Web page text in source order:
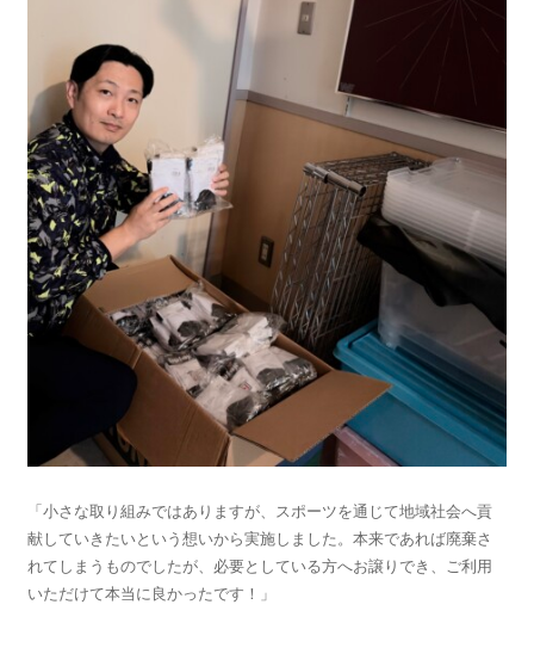
「小さな取り組みではありますが、スポーツを通じて地域社会へ貢
献していきたいという想いから実施しました。本来であれば廃棄さ
れてしまうものでしたが、必要としている方へお譲りでき、ご利用
いただけて本当に良かったです！」